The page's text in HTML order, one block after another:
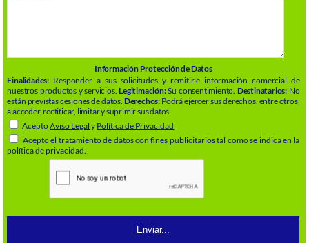
Información Protección de Datos
Finalidades: Responder a sus solicitudes y remitirle información comercial de
nuestros productos y servicios.Legitimación:Su consentimiento. Destinatarios:No
están previstas cesiones de datos. Derechos: Podrá ejercer sus derechos, entre otros,
a acceder, rectificar, limitar y suprimir sus datos.
AceptoAviso Legal y Política de Privacidad
Acepto el tratamiento de datos con fines publicitarios tal como se indica en la
política de privacidad.